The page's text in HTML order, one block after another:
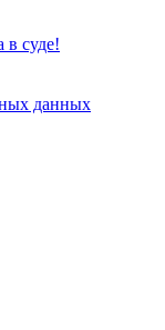
в суде!
данных